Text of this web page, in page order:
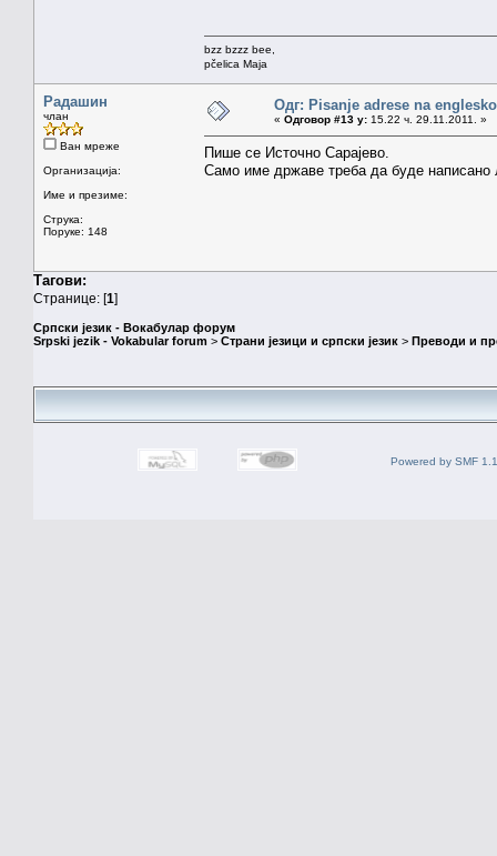
bzz bzzz bee,
pčelica Maja
Радашин
члан
Ван мреже
Организација:
Име и презиме:
Струка:
Поруке: 148
Одг: Pisanje adrese na
« Одговор #13 у: 15.22 ч. 29.11.2011. »
Пише се Источно Сарајево.
Само име државе треба да буде написано
Тагови:
Странице: [1]
Српски језик - Вокабулар форум
Srpski jezik - Vokabular forum > Страни језици и српски језик > Преводи и
Powered by SMF